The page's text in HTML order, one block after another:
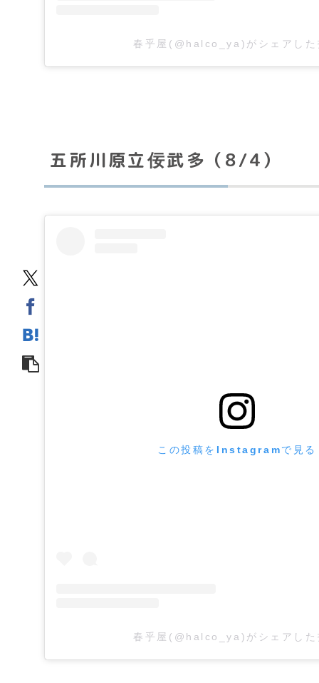
春乎屋(@halco_ya)がシェアした
五所川原立佞武多（8/4）
この投稿をInstagramで見る
春乎屋(@halco_ya)がシェアした